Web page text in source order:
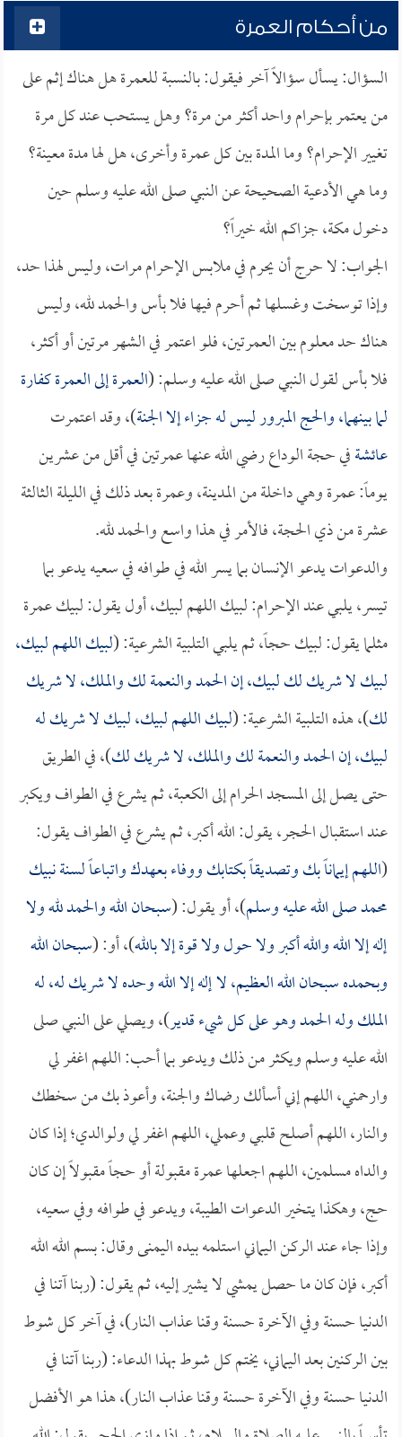
من أحكام العمرة
السؤال: يسأل سؤالاً آخر فيقول: بالنسبة للعمرة هل هناك إثم على
من يعتمر بإحرام واحد أكثر من مرة؟ وهل يستحب عند كل مرة
تغيير الإحرام؟ وما المدة بين كل عمرة وأخرى، هل لها مدة معينة؟
وما هي الأدعية الصحيحة عن النبي صلى الله عليه وسلم حين
دخول مكة، جزاكم الله خيراً؟
الجواب: لا حرج أن يحرم في ملابس الإحرام مرات، وليس لهذا حد،
وإذا توسخت وغسلها ثم أحرم فيها فلا بأس والحمد لله، وليس
هناك حد معلوم بين العمرتين، فلو اعتمر في الشهر مرتين أو أكثر،
فلا بأس لقول النبي صلى الله عليه وسلم: (العمرة إلى العمرة كفارة
لما بينهما، والحج المبرور ليس له جزاء إلا الجنة)، وقد اعتمرت
عائشةفي حجة الوداع رضي الله عنها عمرتين في أقل من عشرين
يوماً: عمرة وهي داخلة من المدينة، وعمرة بعد ذلك في الليلة الثالثة
عشرة من ذي الحجة، فالأمر في هذا واسع والحمد لله.
والدعوات يدعو الإنسان بما يسر الله في طوافه في سعيه يدعو بما
تيسر، يلبي عند الإحرام: لبيك اللهم لبيك، أول يقول: لبيك عمرة
مثلما يقول: لبيك حجاً، ثم يلبي التلبية الشرعية: (لبيك اللهم لبيك،
لبيك لا شريك لك لبيك، إن الحمد والنعمة لك والملك، لا شريك
لك)، هذه التلبية الشرعية: (لبيك اللهم لبيك، لبيك لا شريك له
لبيك، إن الحمد والنعمة لك والملك، لا شريك لك)، في الطريق
حتى يصل إلى المسجد الحرام إلى الكعبة، ثم يشرع في الطواف ويكبر
عند استقبال الحجر، يقول: الله أكبر، ثم يشرع في الطواف يقول:
(اللهم إيماناً بك وتصديقاً بكتابك ووفاء بعهدك واتباعاً لسنة نبيك
محمد صلى الله عليه وسلم)، أو يقول: (سبحان الله والحمد لله ولا
إله إلا الله والله أكبر ولا حول ولا قوة إلا بالله)، أو: (سبحان الله
وبحمده سبحان الله العظيم، لا إله إلا الله وحده لا شريك له، له
الملك وله الحمد وهو على كل شيء قدير)، ويصلي على النبي صلى
الله عليه وسلم ويكثر من ذلك ويدعو بما أحب: اللهم اغفر لي
وارحمني، اللهم إني أسألك رضاك والجنة، وأعوذ بك من سخطك
والنار، اللهم أصلح قلبي وعملي، اللهم اغفر لي ولوالدي؛ إذا كان
والداه مسلمين، اللهم اجعلها عمرة مقبولة أو حجاً مقبولاً إن كان
حج، وهكذا يتخير الدعوات الطيبة، ويدعو في طوافه وفي سعيه،
وإذا جاء عند الركن اليماني استلمه بيده اليمنى وقال: بسم الله الله
أكبر، فإن كان ما حصل يمشي لا يشير إليه، ثم يقول: (ربنا آتنا في
الدنيا حسنة وفي الآخرة حسنة وقنا عذاب النار)، في آخر كل شوط
بين الركنين بعد اليماني، يختم كل شوط بهذا الدعاء: (ربنا آتنا في
الدنيا حسنة وفي الآخرة حسنة وقنا عذاب النار)، هذا هو الأفضل